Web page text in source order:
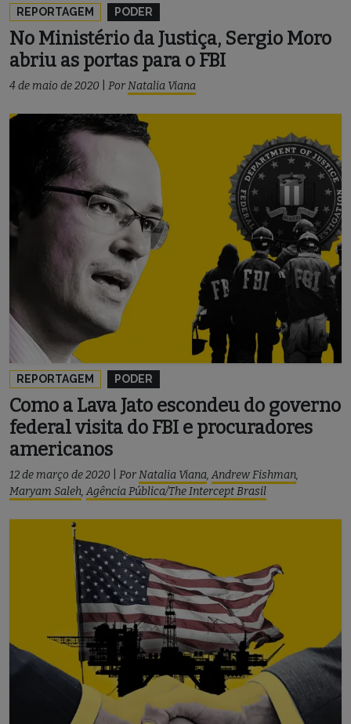
REPORTAGEM PODER
No Ministério da Justiça, Sergio Moro
abriu as portas para o FBI
4 de maio de 2020 PorNatalia Viana
REPORTAGEM PODER
Como a Lava Jato escondeu do governo
federal visita do FBI e procuradores
americanos
12 de março de 2020 PorNatalia Viana,Andrew Fishman,
Maryam Saleh,Agência Pública/The Intercept Brasil